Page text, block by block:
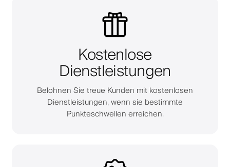
Kostenlose
Dienstleistungen
Belohnen Sie treue Kunden mit kostenlosen
Dienstleistungen, wenn sie bestimmte
Punkteschwellen erreichen.